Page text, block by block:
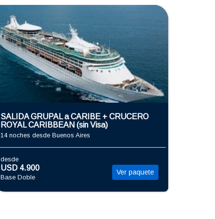
SALIDA GRUPAL a CARIBE + CRUCERO
ROYAL CARIBBEAN (sin Visa)
14 noches desde Buenos Aires
desde
USD 4.900
Base Doble
Ver paquete